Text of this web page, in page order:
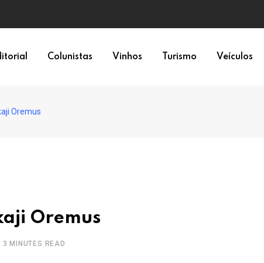
Colunistas Vinhos Turismo Veículos
Oremus
Oremus
3 MINUTES READ